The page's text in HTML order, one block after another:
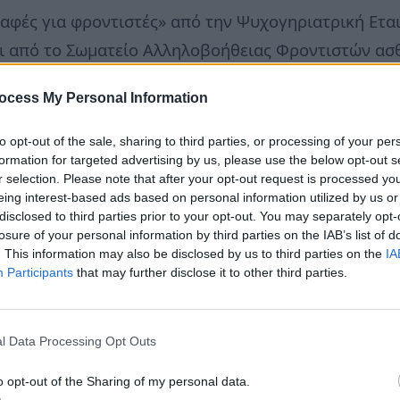
My Personal Information
opt-out of the sale, sharing to third parties, or processing of your
for targeted advertising by us, please use the below opt-out
selection. Please note that after your opt-out request is processed
interest-based ads based on personal information utilized by us
to third parties prior to your opt-out. You may separately
of your personal information by third parties on the IAB’s list of
This information may also be disclosed by us to third parties on the
Participants that may further disclose it to other third parties.
Data Processing Opt Outs
opt-out of the Sharing of my personal data.
για φροντιστές» από την Ψυχογηριατρική
από το Σωματείο Αλληλοβοήθειας Φροντιστών
Παναγιώτα Σουρτζή.
με άνοια επιβαρύνονται ψυχικά, σωματικά
το δύσκολο έργο τους. Οι ενδιαφερόμενοι
«ο Νέστωρ», Ι. Δροσοπούλου 22, Κυψέλη:
θεμάτων υγείαςneadiatrofis.gr